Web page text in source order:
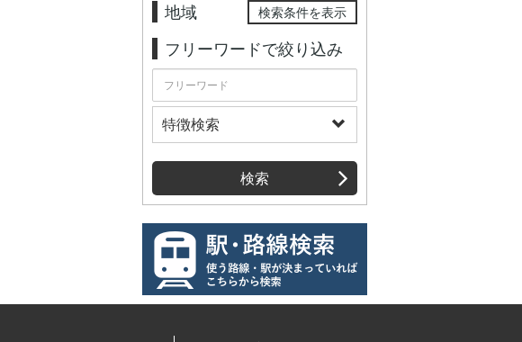
地域 検索条件を表示
フリーワードで絞り込み
特徴検索
検索